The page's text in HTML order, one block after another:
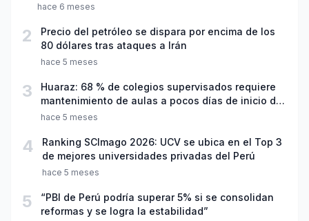
hace 6 meses
2
Precio del petróleo se dispara por encima de los
80 dólares tras ataques a Irán
hace 5 meses
3
Huaraz: 68 % de colegios supervisados requiere
mantenimiento de aulas a pocos días de inicio del
año escolar 2026
hace 5 meses
4
Ranking SCImago 2026: UCV se ubica en el Top 3
de mejores universidades privadas del Perú
hace 5 meses
5
“PBI de Perú podría superar 5% si se consolidan
reformas y se logra la estabilidad”